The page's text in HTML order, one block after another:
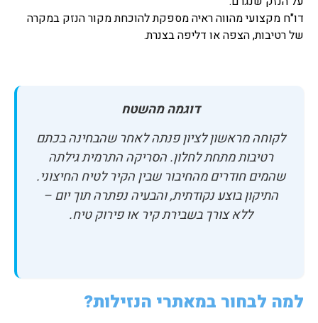
דו"ח מקצועי מהווה ראיה מספקת להוכחת מקור הנזק במקרה
של רטיבות, הצפה או דליפה בצנרת.
דוגמה מהשטח
לקוחה מראשון לציון פנתה לאחר שהבחינה בכתם
רטיבות מתחת לחלון. הסריקה התרמית גילתה
שהמים חודרים מהחיבור שבין הקיר לטיח החיצוני.
התיקון בוצע נקודתית, והבעיה נפתרה תוך יום –
ללא צורך בשבירת קיר או פירוק טיח.
למה לבחור במאתרי הנזילות?